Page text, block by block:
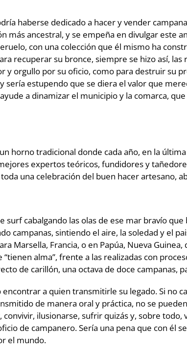
haberse dedicado a hacer y vender
más ancestral, y se empeña en divulgar este
con una colección que él mismo ha
recuperar su bronce, siempre se hizo así,
orgullo por su oficio, como para destruir su
sería estupendo que se diera el valor que
a dinamizar el municipio y la comarca,
tradicional donde cada año, en la
expertos teóricos, fundidores y
una celebración del buen hacer artesano,
las olas de ese mar bravío que
campanas, sintiendo el aire, la soledad y el
Marsella, Francia, o en Papúa, Nueva
alma”, frente a las realizadas con
de carillón, una octava de doce campanas,
a quien transmitirle su legado. Si no
de manera oral y práctica, no se
ilusionarse, sufrir quizás y, sobre
de campanero. Sería una pena que con él
el mundo.